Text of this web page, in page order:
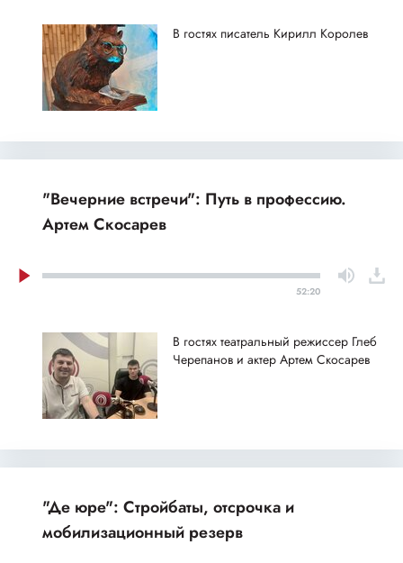
В гостях писатель Кирилл Королев
"Вечерние встречи": Путь в профессию.
Артем Скосарев
52:20
В гостях театральный режиссер Глеб
Черепанов и актер Артем Скосарев
"Де юре": Стройбаты, отсрочка и
мобилизационный резерв